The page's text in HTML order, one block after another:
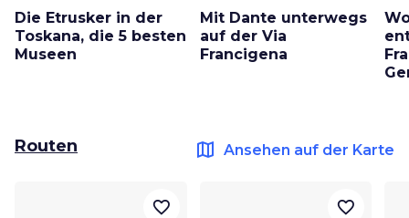
Die Etrusker in der
Toskana, die 5 besten
Museen
Mit Dante unterwegs
auf der Via
Francigena
Routen map Ansehen auf der Karte
favorite_border favorite_border